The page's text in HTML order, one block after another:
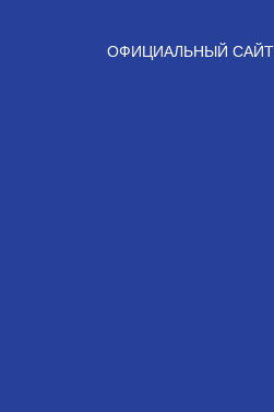
ОФИЦИАЛЬНЫЙ